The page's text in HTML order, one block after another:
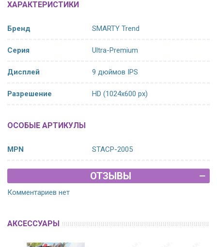
ХАРАКТЕРИСТИКИ
Бренд SMARTY Trend
Серия Ultra-Premium
Дисплей 9 дюймов IPS
Разрешение HD (1024х600 px)
ОСОБЫЕ АРТИКУЛЫ
MPN STACP-2005
ОТЗЫВЫ
Комментариев нет
АКСЕССУАРЫ